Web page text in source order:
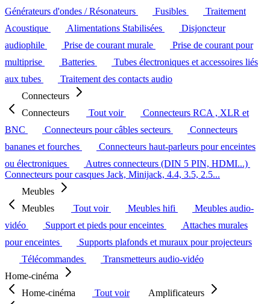
Générateurs d'ondes / Résonateurs
Fusibles
Traitement
Acoustique
Alimentations Stabilisées
Disjoncteur
audiophile
Prise de courant murale
Prise de courant pour
multiprise
Batteries
Tubes électroniques et accessoires liés
aux tubes
Traitement des contacts audio
Connecteurs
Connecteurs
Tout voir
Connecteurs RCA , XLR et
BNC
Connecteurs pour câbles secteurs
Connecteurs
bananes et fourches
Connecteurs haut-parleurs pour enceintes
ou électroniques
Autres connecteurs (DIN 5 PIN, HDMI...)
Connecteurs pour casques Jack, Minijack, 4.4, 3.5, 2.5...
Meubles
Meubles
Tout voir Meubles hifi
Meubles audio-
vidéo
Support et pieds pour enceintes
Attaches murales
pour enceintes
Supports plafonds et muraux pour projecteurs
Télécommandes
Transmetteurs audio-vidéo
Home-cinéma
Home-cinéma
Tout voir
Amplificateurs